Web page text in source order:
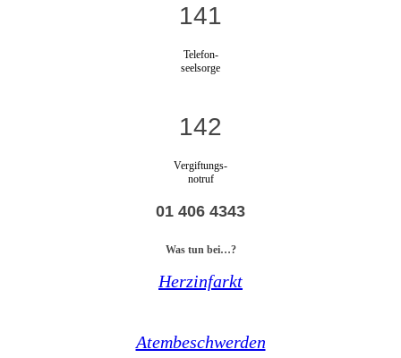
141
Telefon-
seelsorge
142
Vergiftungs-
notruf
01 406 4343
Was tun bei…?
Herzinfarkt
Atembeschwerden